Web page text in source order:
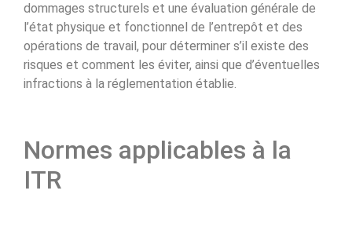
dommages structurels et une évaluation générale de
l’état physique et fonctionnel de l’entrepôt et des
opérations de travail, pour déterminer s’il existe des
risques et comment les éviter, ainsi que d’éventuelles
infractions à la réglementation établie.
Normes applicables à la
ITR